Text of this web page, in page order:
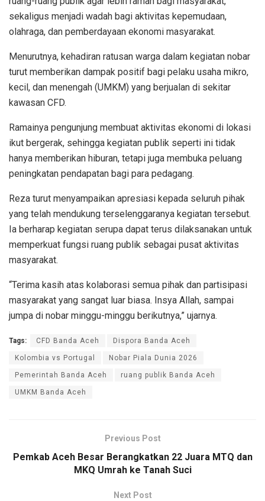
sekaligus menjadi wadah bagi aktivitas kepemudaan,
olahraga, dan pemberdayaan ekonomi masyarakat.
Menurutnya, kehadiran ratusan warga dalam kegiatan nobar
turut memberikan dampak positif bagi pelaku usaha mikro,
kecil, dan menengah (UMKM) yang berjualan di sekitar
kawasan CFD.
Ramainya pengunjung membuat aktivitas ekonomi di lokasi
ikut bergerak, sehingga kegiatan publik seperti ini tidak
hanya memberikan hiburan, tetapi juga membuka peluang
peningkatan pendapatan bagi para pedagang.
Reza turut menyampaikan apresiasi kepada seluruh pihak
yang telah mendukung terselenggaranya kegiatan tersebut.
Ia berharap kegiatan serupa dapat terus dilaksanakan untuk
memperkuat fungsi ruang publik sebagai pusat aktivitas
masyarakat.
“Terima kasih atas kolaborasi semua pihak dan partisipasi
masyarakat yang sangat luar biasa. Insya Allah, sampai
jumpa di nobar minggu-minggu berikutnya,” ujarnya.
Tags: CFD Banda Aceh Dispora Banda Aceh
Kolombia vs Portugal Nobar Piala Dunia 2026
Pemerintah Banda Aceh ruang publik Banda Aceh
UMKM Banda Aceh
Previous Post
Pemkab Aceh Besar Berangkatkan 22 Juara MTQ dan
MKQ Umrah ke Tanah Suci
Next Post